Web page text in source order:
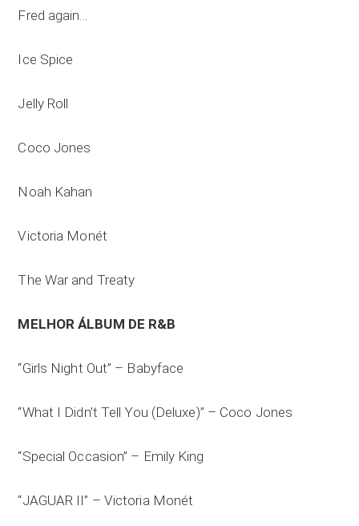
Fred again…
Ice Spice
Jelly Roll
Coco Jones
Noah Kahan
Victoria Monét
The War and Treaty
MELHOR ÁLBUM DE R&B
“Girls Night Out” – Babyface
“What I Didn’t Tell You (Deluxe)” – Coco Jones
“Special Occasion” – Emily King
“JAGUAR II” – Victoria Monét